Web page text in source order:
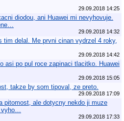
29.09.2018 14:25
diodou, ani Huawei mi nevyhovuje.
29.09.2018 14:32
delal. Me prvni cinan vydrzel 4 roky,
29.09.2018 14:42
asi po pul roce zapinaci tlacitko. Huawei
29.09.2018 15:05
takze by som tipoval, ze preto.
29.09.2018 17:09
pitomost, ale dotycny nekdo ji muze
29.09.2018 17:33